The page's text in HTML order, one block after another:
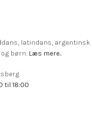
latindans, argentinsk
børn. Læs mere..
til 18:00